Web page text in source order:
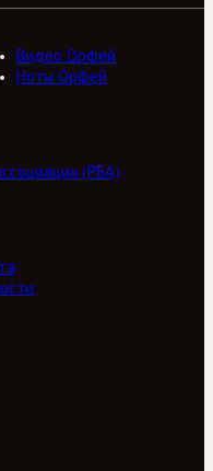
Видео Орфей
Ноты Орфей
(РБА)